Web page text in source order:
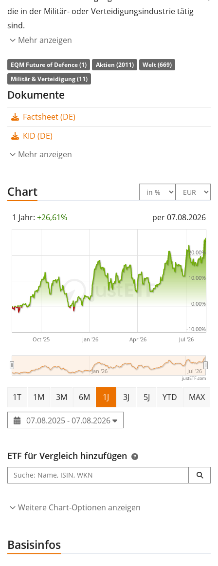
die in der Militär- oder Verteidigungsindustrie tätig
sind.
(Gesamtkostenquote) des ETF liegt bei
p.a.. Der HANetf Future of Defence UCITS ETF ist der
einzige ETF, der den EQM Future of Defence Index
nachbildet. Der ETF bildet die Wertentwicklung des
Indexbestandteile) nach. Die Dividendenerträge im ETF
werden thesauriert
Der HANetf Future of Defence UCITS ETF ist ein sehr
am 3. Juli 2023 in Irland aufgelegt.
Mehr anzeigen
EQM Future of Defence (1) Aktien (2011)
Welt (669)
Militär & Verteidigung (11)
Dokumente
Factsheet (DE)
KID (DE)
Mehr anzeigen
Chart
1 Jahr: +26,61% per 07.08.2026
Oct '25 Jan '26 Apr '26 Jul '26
Jan '26 Jul '26
-10.00%
0.00%
10.00%
20.00%
justETF.com
1T 1M 3M 6M 1J 3J 5J YTD MAX
07.08.2025 - 07.08.2026
ETF für Vergleich hinzufügen
Weitere Chart-Optionen anzeigen
Basisinfos